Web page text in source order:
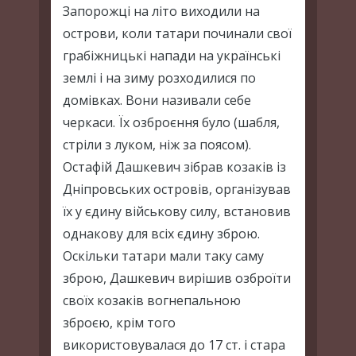
Запорожці на літо виходили на
острови, коли татари починали свої
грабіжницькі напади на українські
землі і на зиму розходилися по
домівках. Вони називали себе
черкаси. Їх озброєння було (шабля,
стріли з луком, ніж за поясом).
Остафій Дашкевич зібрав козаків із
Дніпровських островів, організував
їх у єдину військову силу, встановив
однакову для всіх єдину зброю.
Оскільки татари мали таку саму
зброю, Дашкевич вирішив озброїти
своїх козаків вогнепальною
зброєю, крім того
використовувалася до 17 ст. і стара